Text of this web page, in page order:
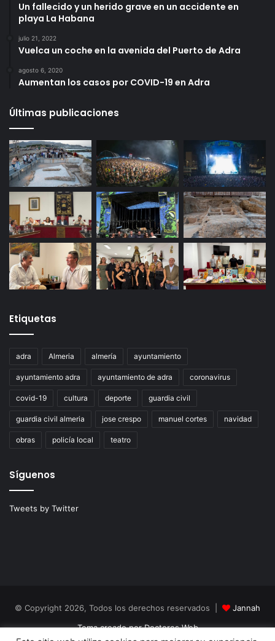
Un fallecido y un herido grave en un accidente en
playa La Habana
julio 21, 2022
Vuelca un coche en la avenida del Puerto de Adra
agosto 6, 2020
Aumentan los casos por COVID-19 en Adra
Últimas publicaciones
Etiquetas
adra Almeria almería ayuntamiento
ayuntamiento adra ayuntamiento de adra coronavirus
covid-19 cultura deporte guardia civil
guardia civil almeria jose crespo manuel cortes navidad
obras policía local teatro
Síguenos
Tweets by Twitter
© Copyright 2026, Todos los derechos reservados |
Jannah
Tema creado por Doctores Web